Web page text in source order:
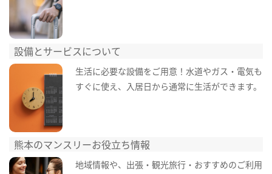
設備とサービスについて
生活に必要な設備をご用意！水道やガス・電気も
すぐに使え、入居日から通常に生活ができます。
熊本のマンスリーお役立ち情報
地域情報や、出張・観光旅行・おすすめのご利用